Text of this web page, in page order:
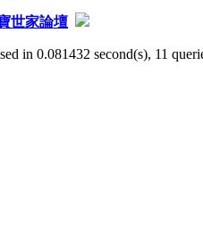
世家論壇
in 0.081432 second(s), 11